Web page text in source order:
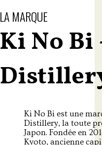
LA MARQUE
Ki No Bi
Ki No Bi est une
Distillery, la toute
Japon. Fondée en
Kyoto, ancienne